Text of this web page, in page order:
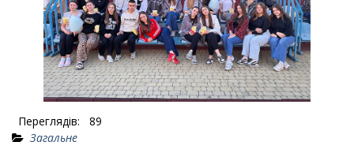
Переглядів:
89
Загальне